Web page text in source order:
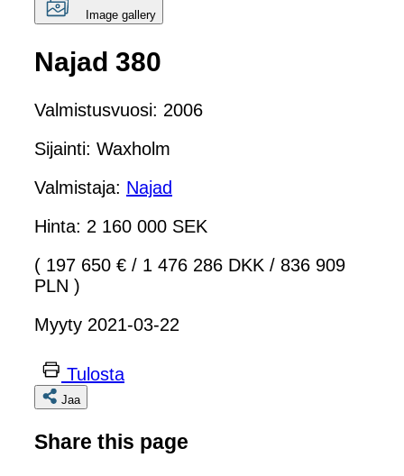
Image gallery
Najad 380
Valmistusvuosi: 2006
Sijainti: Waxholm
Valmistaja: Najad
Hinta: 2 160 000 SEK
( 197 650 € / 1 476 286 DKK / 836 909
PLN )
Myyty 2021-03-22
Tulosta
Jaa
Share this page